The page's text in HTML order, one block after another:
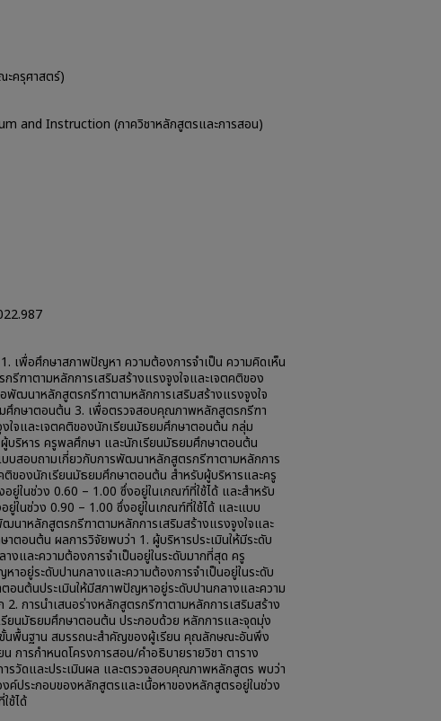
ครุศาสตร์)
and Instruction (ภาควิชาหลักสูตรและการสอน)
เพื่อศึกษาสภาพปัญหา ความต้องการจำเป็น ความคิดเห็น
รีฑาตามหลักการเสริมสร้างแรงจูงใจและเจตคติของ
ฒนาหลักสูตรกรีฑาตามหลักการเสริมสร้างแรงจูงใจ
ศึกษาตอนต้น 3. เพื่อตรวจสอบคุณภาพหลักสูตรกรีฑา
ใจและเจตคติของนักเรียนมัธยมศึกษาตอนต้น กลุ่ม
บริหาร ครูพลศึกษา และนักเรียนมัธยมศึกษาตอนต้น
บบสอบถามเกี่ยวกับการพัฒนาหลักสูตรกรีฑาตามหลักการ
ติของนักเรียนมัธยมศึกษาตอนต้น สำหรับผู้บริหารและครู
ยู่ในช่วง 0.60 – 1.00 ซึ่งอยู่ในเกณฑ์ที่ใช้ได้ และสำหรับ
ยู่ในช่วง 0.90 – 1.00 ซึ่งอยู่ในเกณฑ์ที่ใช้ได้ และแบบ
าหลักสูตรกรีฑาตามหลักการเสริมสร้างแรงจูงใจและ
ตอนต้น ผลการวิจัยพบว่า 1. ผู้บริหารประเมินให้มีระดับ
งและความต้องการจำเป็นอยู่ในระดับมากที่สุด ครู
าอยู่ระดับปานกลางและความต้องการจำเป็นอยู่ในระดับ
อนต้นประเมินให้มีสภาพปัญหาอยู่ระดับปานกลางและความ
2. การนำเสนอร่างหลักสูตรกรีฑาตามหลักการเสริมสร้าง
ยนมัธยมศึกษาตอนต้น ประกอบด้วย หลักการและจุดมุ่ง
นพื้นฐาน สมรรถนะสำคัญของผู้เรียน คุณลักษณะอันพึง
การกำหนดโครงการสอน/คำอธิบายรายวิชา ตาราง
ารวัดและประเมินผล และตรวจสอบคุณภาพหลักสูตร พบว่า
ค์ประกอบของหลักสูตรและเนื้อหาของหลักสูตรอยู่ในช่วง
ช้ได้